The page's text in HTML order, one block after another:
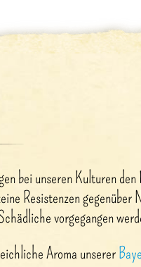
bei unseren Kulturen
Resistenzen gegenüber
vorgegangen
Aroma unserer